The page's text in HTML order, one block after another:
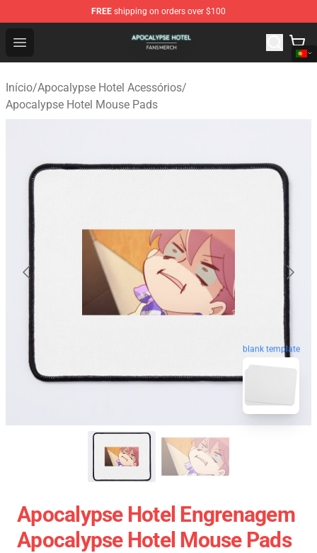
FREE shipping on orders over $100
Open menu
Apocalypse Hotel Shop - Official Apocalypse Hotel
Início/Apocalypse Hotel Acessórios/
Apocalypse Hotel Mouse Pads
blank template
Apocalypse Hotel Engrenagem
Apocalypse Hotel Mouse Pads